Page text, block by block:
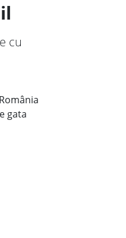
cu
gata